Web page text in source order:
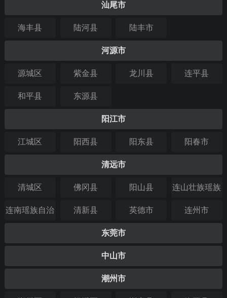
汕尾市
海丰县 陆河县 陆丰市
河源市
源城区 紫金县 龙川县 连平县
和平县 东源县
阳江市
江城区 阳西县 阳东县 阳春市
清远市
清城区 佛冈县 阳山县 连山壮族瑶族
自治县
连南瑶族自治 清新县 英德市 连州市
东莞市
中山市
潮州市